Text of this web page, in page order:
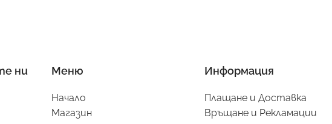
ни Меню
Начало
Магазин
Информация
Плащане и Доставка
Връщане и Рекламации